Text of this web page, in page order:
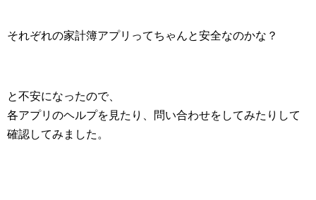
それぞれの家計簿アプリってちゃんと安全なのかな？
と不安になったので、
各アプリのヘルプを見たり、問い合わせをしてみたりして
確認してみました。